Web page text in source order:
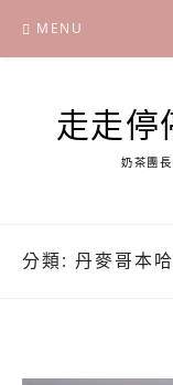
content
MENU
走走停
奶茶團
分類: 丹麥哥本